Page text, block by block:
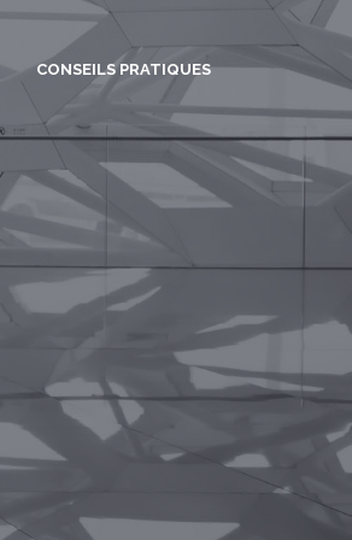
CONSEILS PRATIQUES